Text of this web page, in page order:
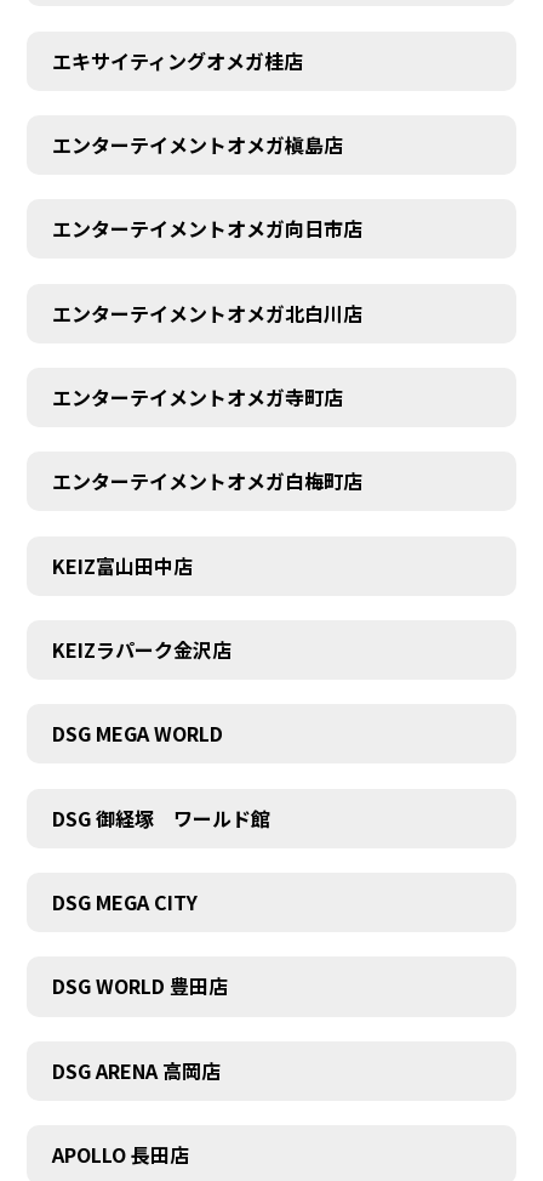
エキサイティングオメガ桂店
エンターテイメントオメガ槇島店
エンターテイメントオメガ向日市店
エンターテイメントオメガ北白川店
エンターテイメントオメガ寺町店
エンターテイメントオメガ白梅町店
KEIZ富山田中店
KEIZラパーク金沢店
DSG MEGA WORLD
DSG 御経塚 ワールド館
DSG MEGA CITY
DSG WORLD 豊田店
DSG ARENA 高岡店
APOLLO 長田店